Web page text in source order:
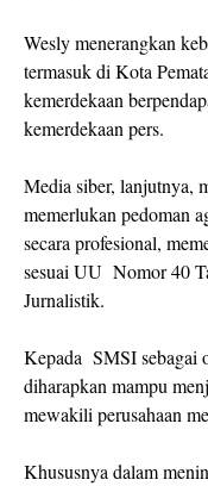
Wesly menerangkan
termasuk di Kota
kemerdekaan
kemerdekaan pers.
Media siber, lanjutnya,
memerlukan pedoman
secara profesional,
sesuai UU Nomor 40
Jurnalistik.
Kepada SMSI sebagai
diharapkan mampu
mewakili perusahaan
Khususnya dalam